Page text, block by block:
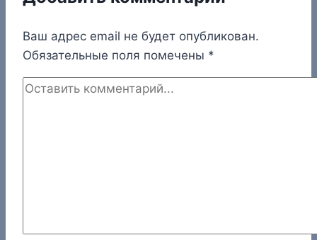
Ваш адрес email не будет опубликован.
Обязательные поля помечены *